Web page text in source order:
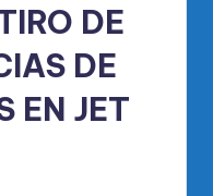
DE
DE
EN JET